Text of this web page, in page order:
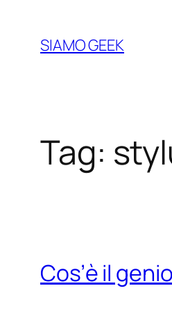
contenuto
SIAMO GEEK
Tag:
Cos’è il